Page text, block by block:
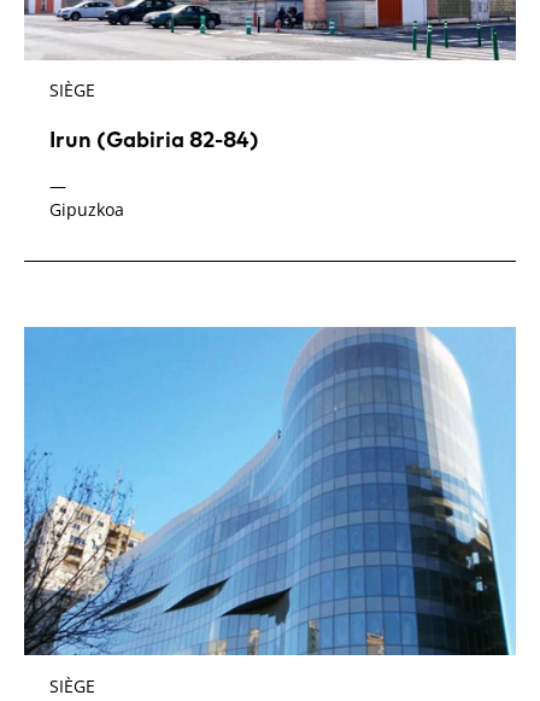
SIÈGE
Irun (Gabiria 82-84)
—
Gipuzkoa
SIÈGE